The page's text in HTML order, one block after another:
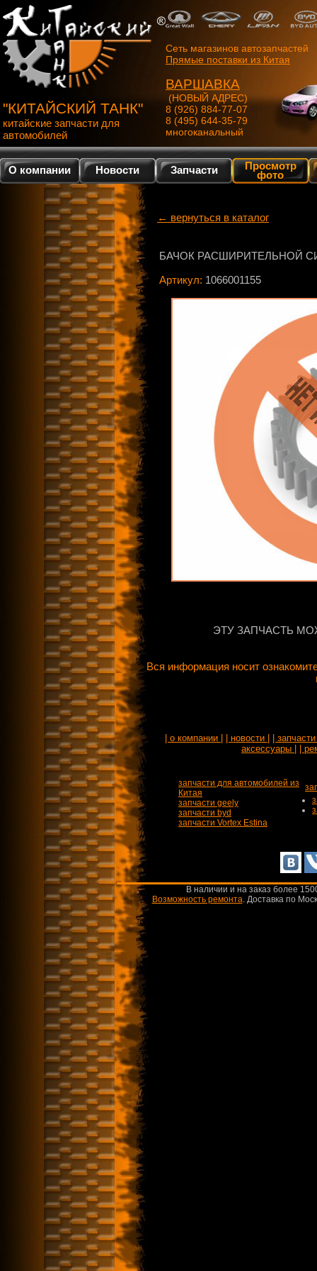
"КИТАЙСКИЙ ТАНК"
китайские запчасти для
автомобилей
Сеть магазинов автозапчастей
Прямые поставки из Китая
ВАРШАВКА
(НОВЫЙ АДРЕС)
8 (926) 884-77-07
8 (495) 644-35-79
многоканальный
О компании Новости Запчасти Просмотр
фото
← вернуться в каталог
БАЧОК РАСШИРИТЕЛЬНОЙ
Артикул: 1066001155
ЭТУ ЗАПЧАСТЬ
Вся информация носит
| о компании | | новости |
|
аксессуары |
|
запчасти для автомобилей из
Китая
запчасти geely
запчасти byd
запчасти Vortex Estina
В наличии и на заказ более
Возможность ремонта.Доставка по